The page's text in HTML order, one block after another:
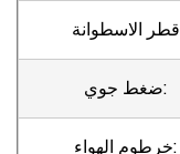
قطر الاسطوانة
ضغط جوي:
خرطوم الهواء: